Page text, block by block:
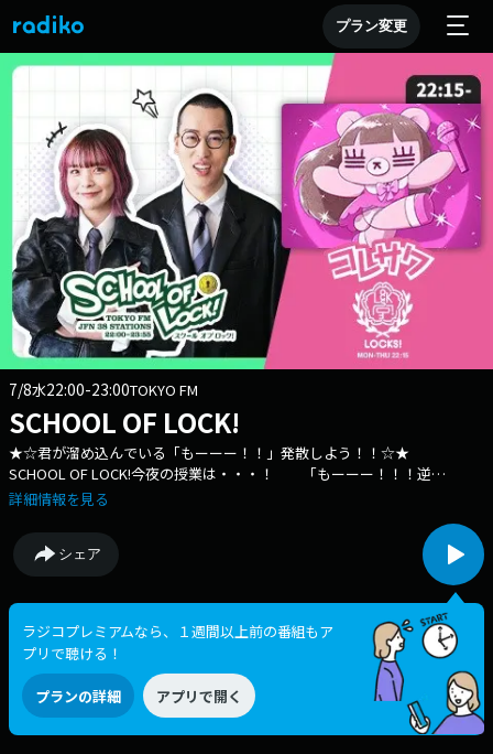
プラン変更
7/8水22:00-23:00TOKYO FM
SCHOOL OF LOCK!
★☆君が溜め込んでいる「もーーー！！」発散しよう！！☆★
SCHOOL OF LOCK!今夜の授業は・・・！ 「もーーー！！！逆
電」 最近君が溜め込んでいる不満、今日はそれが何の「もーーー！」
に理不尽に怒られて「もーーー！」 色々と上手くいかない自分に「もー
ーー！」など！ 君がなんの不満の「もーーー」を抱えているのかを［学
校掲示板］、もしくは［公式ライン］や［メール］に書き込んでくださ
い。 君からの「もーーー！」をアンジー校長・たんぼ教頭が受け止め
ます！ SCHOOL OF LOCK!は今夜も10時に開校 ☆彡 ---番組へのメッ
セージはコチラから!--- ◇学校掲示板に書き込む（掲示板は登録無料の
アプリです!） ◇メールを送る ◇公式LINEアカウントから送る ◇FAX
を送る：03-3221-1800 ★番組WEBサイトはコチラ! 【今夜の時間
割】 ▽22:00～『生放送教室①』＜アンジー校長・たんぼ教頭＞
▽22:18頃～『コレサワLOCKS!』＜コレサワ＞ ▽22:30頃～『生放送教室
詳細情報を見る
シェア
ラジコプレミアムなら、１週間以上前の番組もア
プリで聴ける！
プランの詳細 アプリで開く